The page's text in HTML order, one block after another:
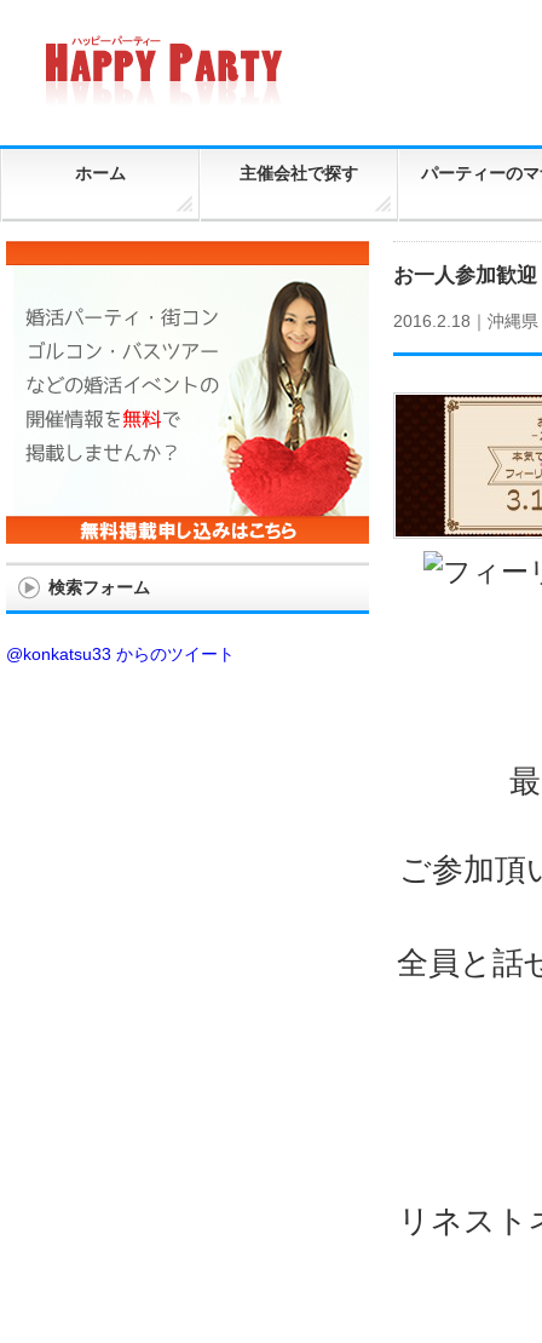
ホーム 主催会社で探す パーティーの
お一人参加歓
2016.2.18｜ 沖縄県
ご参加頂
全員と話
リネスト
検索フォーム
@konkatsu33 からのツイート